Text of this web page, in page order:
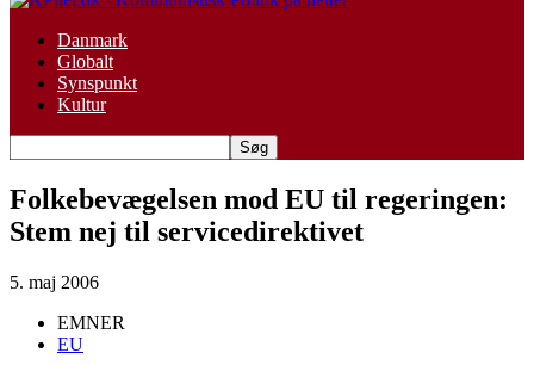
Danmark
Globalt
Synspunkt
Kultur
Folkebevægelsen mod EU til regeringen:
Stem nej til servicedirektivet
5. maj 2006
EMNER
EU